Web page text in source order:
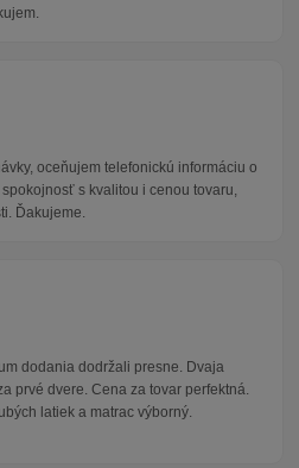
oceňujem telefonickú informáciu o
s kvalitou i cenou tovaru,
Ďakujeme.
dodania dodržali presne. Dvaja
prvé dvere. Cena za tovar perfektná.
latiek a matrac výborný.